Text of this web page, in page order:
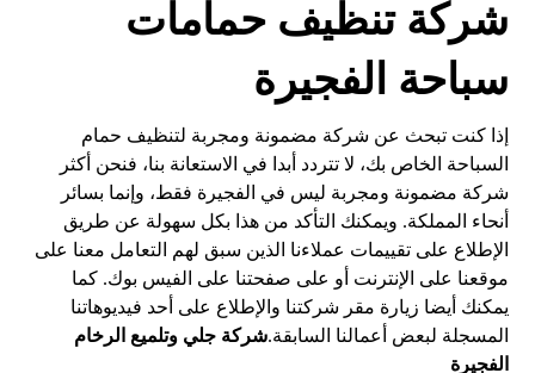
شركة تنظيف حمامات
سباحة الفجيرة
إذا كنت تبحث عن شركة مضمونة ومجربة لتنظيف حمام
السباحة الخاص بك، لا تتردد أبدا في الاستعانة بنا، فنحن أكثر
شركة مضمونة ومجربة ليس في الفجيرة فقط، وإنما بسائر
أنحاء المملكة. ويمكنك التأكد من هذا بكل سهولة عن طريق
الإطلاع على تقييمات عملاءنا الذين سبق لهم التعامل معنا على
موقعنا على الإنترنت أو على صفحتنا على الفيس بوك. كما
يمكنك أيضا زيارة مقر شركتنا والإطلاع على أحد فيديوهاتنا
المسجلة لبعض أعمالنا السابقة.شركة جلي وتلميع الرخام
الفجيرة